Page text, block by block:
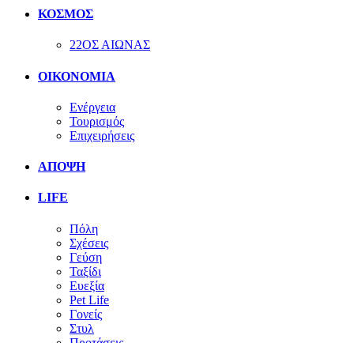
ΚΟΣΜΟΣ
22ΟΣ ΑΙΩΝΑΣ
ΟΙΚΟΝΟΜΙΑ
Ενέργεια
Τουρισμός
Επιχειρήσεις
ΑΠΟΨΗ
LIFE
Πόλη
Σχέσεις
Γεύση
Ταξίδι
Ευεξία
Pet Life
Γονείς
Στυλ